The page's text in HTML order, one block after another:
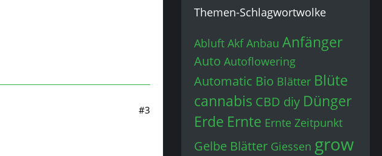
#3
Themen-Schlagwortwolke
Abluft Akf Anbau Anfänger
Auto Autoflowering
Automatic Bio Blätter Blüte
cannabis CBD diy Dünger
Erde Ernte Ernte Zeitpunkt
Gelbe Blätter Giessen grow